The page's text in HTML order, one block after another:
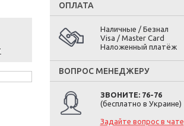
ОПЛАТА
Наличные / Безнал
Visa / Master Card
Наложенный платёж
ВОПРОС МЕНЕДЖЕРУ
ЗВОНИТЕ: 76-76
(бесплатно в Украине)
Задайте вопрос в чате